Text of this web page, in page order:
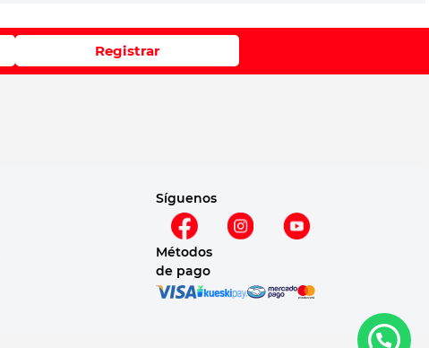
Registrar
Síguenos
Métodos
de pago